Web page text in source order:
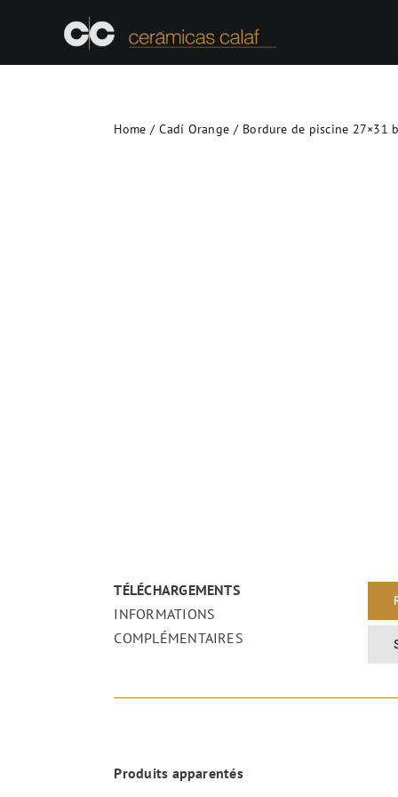
Home Cadí Orange Bordure de piscine 27×31
TÉLÉCHARGEMENTS
INFORMATIONS
COMPLÉMENTAIRES
Produits apparentés